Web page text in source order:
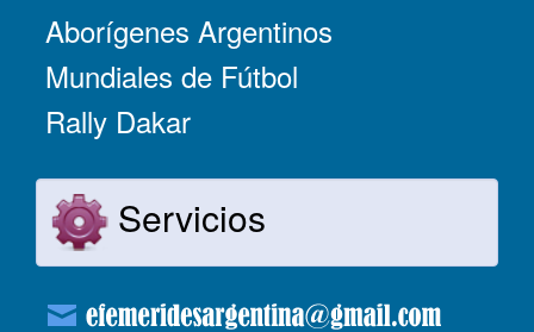
Aborígenes Argentinos
Mundiales de Fútbol
Rally Dakar
Servicios